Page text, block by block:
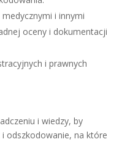
i innymi
oceny i dokumentacji
i prawnych
i wiedzy, by
odszkodowanie, na które